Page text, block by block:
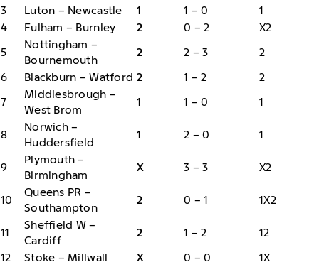
3
Luton – Newcastle 1 1 – 0
1
4
Fulham – Burnley 2 0 – 2
X2
5
Nottingham –
Bournemouth
2 2 – 3
2
6
Blackburn – Watford 2 1 – 2
2
7
Middlesbrough –
West Brom
1 1 – 0 1
8
Norwich –
Huddersfield
1 2 – 0 1
9
Plymouth –
Birmingham
X 3 – 3 X2
10
Queens PR –
Southampton
2 0 – 1 1X2
11
Sheffield W –
Cardiff
2 1 – 2
12
12
Stoke – Millwall X 0 – 0
1X